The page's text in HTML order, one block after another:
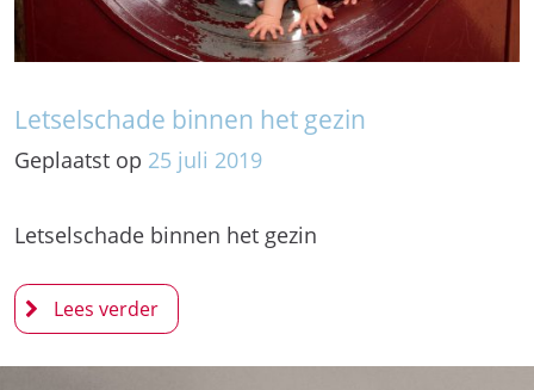
Letselschade binnen het gezin
Geplaatst op 25 juli 2019
Letselschade binnen het gezin